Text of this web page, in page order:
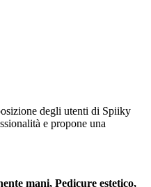
degli utenti di Spiiky
e propone una
mani, Pedicure estetico,